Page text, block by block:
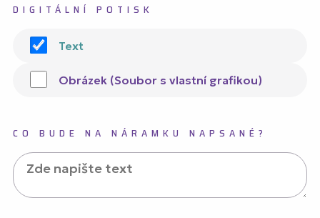
DIGITÁLNÍ POTISK
Text
Obrázek (Soubor s vlastní grafikou)
CO BUDE NA NÁRAMKU NAPSANÉ?